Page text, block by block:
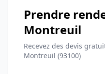
Prendre
Montreuil
Recevez des devis
Montreuil (93100)